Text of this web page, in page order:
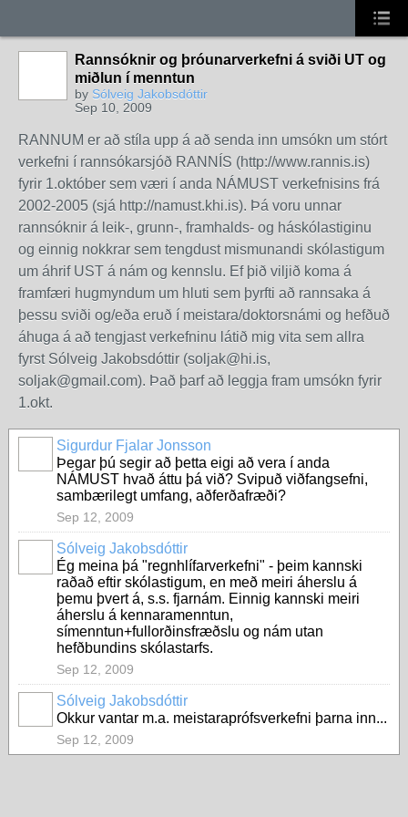
Rannsóknir og þróunarverkefni á sviði UT og
miðlun í menntun
by Sólveig Jakobsdóttir
Sep 10, 2009
RANNUM er að stíla upp á að senda inn umsókn um stórt
verkefni í rannsókarsjóð RANNÍS (http://www.rannis.is)
fyrir 1.október sem væri í anda NÁMUST verkefnisins frá
2002-2005 (sjá http://namust.khi.is). Þá voru unnar
rannsóknir á leik-, grunn-, framhalds- og háskólastiginu
og einnig nokkrar sem tengdust mismunandi skólastigum
um áhrif UST á nám og kennslu. Ef þið viljið koma á
framfæri hugmyndum um hluti sem þyrfti að rannsaka á
þessu sviði og/eða eruð í meistara/doktorsnámi og hefðuð
áhuga á að tengjast verkefninu látið mig vita sem allra
fyrst Sólveig Jakobsdóttir (soljak@hi.is,
soljak@gmail.com). Það þarf að leggja fram umsókn fyrir
1.okt.
Sigurdur Fjalar Jonsson
Þegar þú segir að þetta eigi að vera í anda
NÁMUST hvað áttu þá við? Svipuð viðfangsefni,
sambærilegt umfang, aðferðafræði?
Sep 12, 2009
Sólveig Jakobsdóttir
Ég meina þá "regnhlífarverkefni" - þeim kannski
raðað eftir skólastigum, en með meiri áherslu á
þemu þvert á, s.s. fjarnám. Einnig kannski meiri
áherslu á kennaramenntun,
símenntun+fullorðinsfræðslu og nám utan
hefðbundins skólastarfs.
Sep 12, 2009
Sólveig Jakobsdóttir
Okkur vantar m.a. meistaraprófsverkefni þarna inn...
Sep 12, 2009